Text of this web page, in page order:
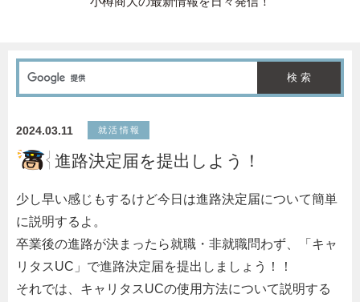
2024.03.11 就活情報
進路決定届を提出しよう！
少し早い感じもするけど今日は進路決定届について簡単
に説明するよ。
卒業後の進路が決まったら就職・非就職問わず、「キャ
リタスUC」で進路決定届を提出しましょう！！
それでは、キャリタスUCの使用方法について説明する